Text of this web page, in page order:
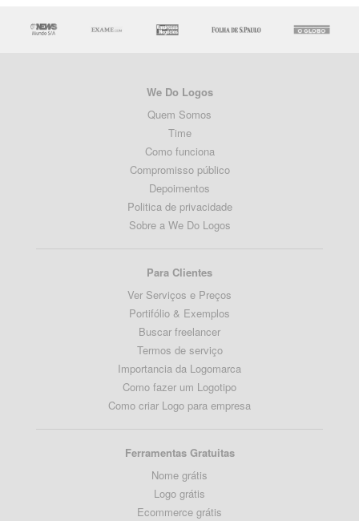
We Do Logos
Quem Somos
Time
Como funciona
Compromisso público
Depoimentos
Politica de privacidade
Sobre a We Do Logos
Para Clientes
Ver Serviços e Preços
Portifólio & Exemplos
Buscar freelancer
Termos de serviço
Importancia da Logomarca
Como fazer um Logotipo
Como criar Logo para empresa
Ferramentas Gratuitas
Nome grátis
Logo grátis
Ecommerce grátis